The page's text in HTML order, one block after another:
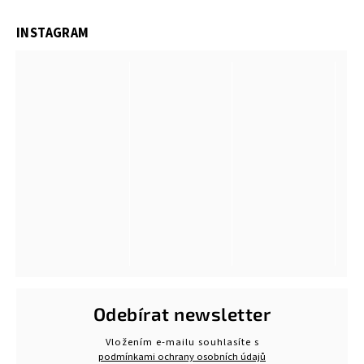
INSTAGRAM
Odebírat newsletter
Vložením e-mailu souhlasíte s
podmínkami ochrany osobních údajů